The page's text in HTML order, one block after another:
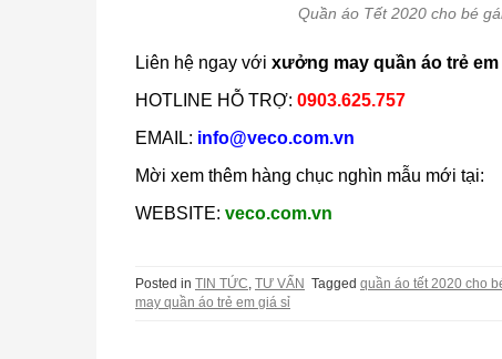
Quần áo Tết 2020 cho bé
Liên hệ ngay với xưởng may quần áo trẻ em
HOTLINE HỖ TRỢ: 0903.625.757
EMAIL: info@veco.com.vn
Mời xem thêm hàng chục nghìn mẫu mới tại:
WEBSITE: veco.com.vn
Posted in TIN TỨC TƯ VẤN Tagged quần áo tết 2020 cho
may quần áo trẻ em giá sỉ